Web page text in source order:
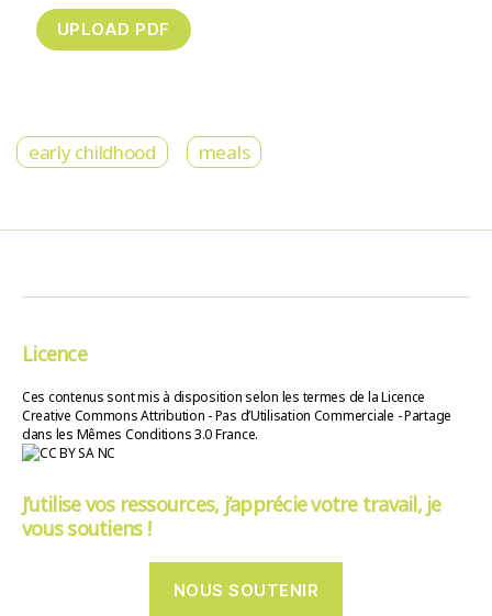
early childhood meals
Licence
Ces contenus sont mis à disposition selon les termes de la Licence
Creative Commons Attribution - Pas d’Utilisation Commerciale - Partage
dans les Mêmes Conditions 3.0 France.
J’utilise vos ressources, j’apprécie votre travail, je
vous soutiens !
NOUS SOUTENIR